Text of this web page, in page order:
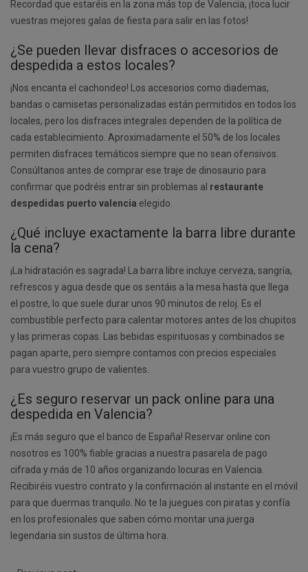
Recordad que estaréis en la zona más top de Valencia, ¡toca lucir
vuestras mejores galas de fiesta para salir en las fotos!
¿Se pueden llevar disfraces o accesorios de
despedida a estos locales?
¡Nos encanta el cachondeo! Los accesorios como diademas,
bandas o camisetas personalizadas están permitidos en todos los
locales, pero los disfraces integrales dependen de la política de
cada establecimiento. Aproximadamente el 50% de los locales
permiten disfraces temáticos siempre que no sean ofensivos.
Consúltanos antes de comprar ese traje de dinosaurio para
confirmar que podréis entrar sin problemas al restaurante
despedidas puerto valencia elegido.
¿Qué incluye exactamente la barra libre durante
la cena?
¡La hidratación es sagrada! La barra libre incluye cerveza, sangría,
refrescos y agua desde que os sentáis a la mesa hasta que llega
el postre, lo que suele durar unos 90 minutos de reloj. Es el
combustible perfecto para calentar motores antes de los chupitos
y las primeras copas. Las bebidas espirituosas y combinados se
pagan aparte, pero siempre contamos con precios especiales
para vuestro grupo de valientes.
¿Es seguro reservar un pack online para una
despedida en Valencia?
¡Es más seguro que el banco de España! Reservar online con
nosotros es 100% fiable gracias a nuestra pasarela de pago
cifrada y más de 10 años organizando locuras en Valencia.
Recibiréis vuestro contrato y la confirmación al instante en el móvil
para que duermas tranquilo. No te la juegues con piratas y confía
en los profesionales que saben cómo montar una juerga
legendaria sin sustos de última hora.